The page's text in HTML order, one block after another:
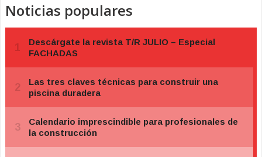
Noticias populares